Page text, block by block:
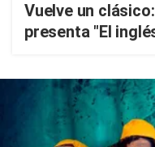
Vuelve un
presenta "El